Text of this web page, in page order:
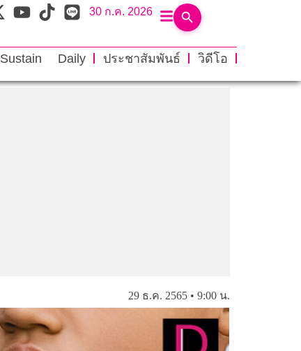
30 ก.ค. 2026
Sustain Daily ประชาสัมพันธ์
วิดีโอ
29 ธ.ค. 2565 • 9:00 น.